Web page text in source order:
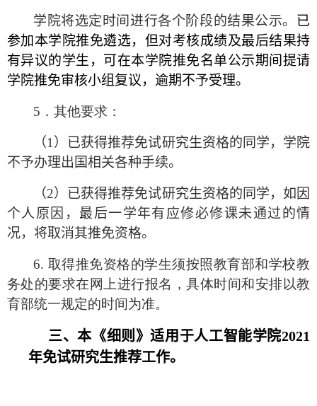
学院将选定时间进行各个阶段的结果公示。 已
参加本学院推免遴选，但对考核成绩及最后结果持
有异议的学生，可在本学院推免名单公示期间提请
学院推免审核小组复议 ，逾期不予受理。
5．其他要求：
（1 ）已获得推荐免试研究生资格的同学，学院
不予办理出国相关各种手续。
（2）已获得推荐免试研究生资格的同学，如因
个人原因，最后一学年有应修必修课未通过的情
况，将取消其推免资格。
6. 取得推免资格的学生须按照教育部和学校教
务处的要求在网上进行报名，具体时间和安排以教
育部统一规定的时间为准。
三、本《细则》适用于人工智能学院2021
年免试研究生推荐工作。